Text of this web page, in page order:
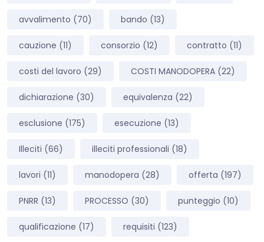
avvalimento (70) bando (13)
cauzione (11) consorzio (12) contratto (11)
costi del lavoro (29) COSTI MANODOPERA (22)
dichiarazione (30) equivalenza (22)
esclusione (175) esecuzione (13)
Illeciti (66) illeciti professionali (18)
lavori (11) manodopera (28) offerta (197)
PNRR (13) PROCESSO (30) punteggio (10)
qualificazione (17) requisiti (123)